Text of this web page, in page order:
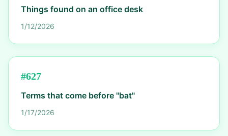
Things found on an office desk
1/12/2026
#627
Terms that come before "bat"
1/17/2026